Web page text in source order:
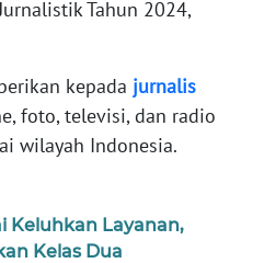
Tahun 2024,
kepada jurnalis
foto, televisi, dan radio
wilayah Indonesia.
Keluhkan Layanan,
Kelas Dua